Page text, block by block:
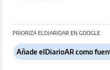
PRIORIZA ELDIARIOAR EN GOOGLE
Añade elDiarioAR como